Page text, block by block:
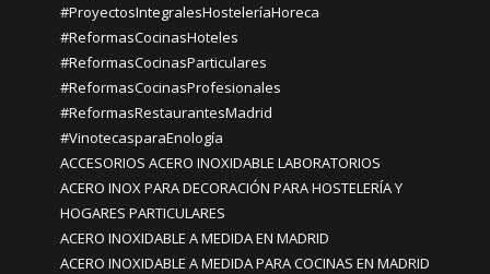
#ProyectosIntegralesHosteleríaHoreca
#ReformasCocinasHoteles
#ReformasCocinasParticulares
#ReformasCocinasProfesionales
#ReformasRestaurantesMadrid
#VinotecasparaEnología
ACCESORIOS ACERO INOXIDABLE LABORATORIOS
ACERO INOX PARA DECORACIÓN PARA HOSTELERÍA Y
HOGARES PARTICULARES
ACERO INOXIDABLE A MEDIDA EN MADRID
ACERO INOXIDABLE A MEDIDA PARA COCINAS EN MADRID